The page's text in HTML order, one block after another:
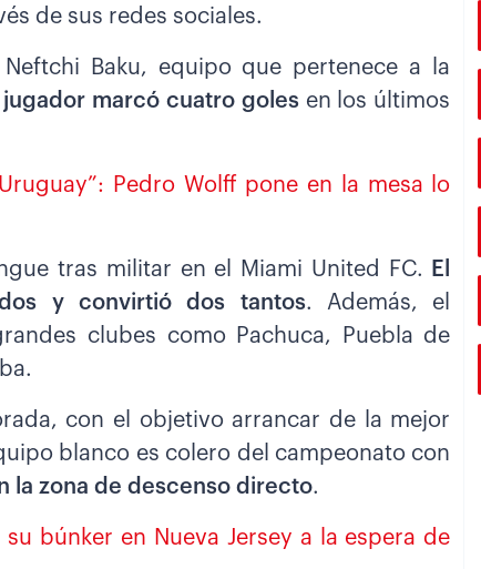
de sus redes sociales.
Baku, equipo que pertenece a la
jugador marcó cuatro golesen los últimos
Pedro Wolff pone en la mesa lo
tras militar en el Miami United FC.
El
y convirtió dos tantos. Además, el
clubes como Pachuca, Puebla de
con el objetivo arrancar de la mejor
blanco es colero del campeonato con
la zona de descenso directo.
búnker en Nueva Jersey a la espera de